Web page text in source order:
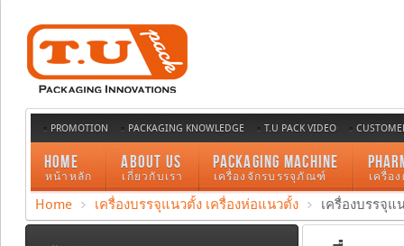
PROMOTION PACKAGING KNOWLEDGE T.U PACK VIDEO
HOME
หน้าหลัก
ABOUT US
เกี่ยวกับเรา
PACKAGING MACHINE
เครื่องจักรบรรจุภัณฑ์ เครื่อ
Home เครื่องบรรจุแนวตั้ง เครื่องห่อแนวตั้ง เครื่องบรรจุ